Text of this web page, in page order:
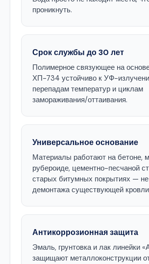
проникнуть.
Срок службы до 30 лет
Полимерное связующее на
ХП-734 устойчиво к УФ-
перепадам температур и циклам
замораживания/оттаивания.
Универсальное основание
Материалы работают на бетоне,
рубероиде, цементно-песчаной
старых битумных покрытиях —
демонтажа существующей
Антикоррозионная защита
Эмаль, грунтовка и лак линейки
защищают металлоконструкции